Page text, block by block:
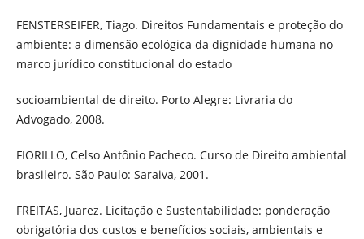
FENSTERSEIFER, Tiago. Direitos Fundamentais e proteção do
ambiente: a dimensão ecológica da dignidade humana no
marco jurídico constitucional do estado
socioambiental de direito. Porto Alegre: Livraria do
Advogado, 2008.
FIORILLO, Celso Antônio Pacheco. Curso de Direito ambiental
brasileiro. São Paulo: Saraiva, 2001.
FREITAS, Juarez. Licitação e Sustentabilidade: ponderação
obrigatória dos custos e benefícios sociais, ambientais e